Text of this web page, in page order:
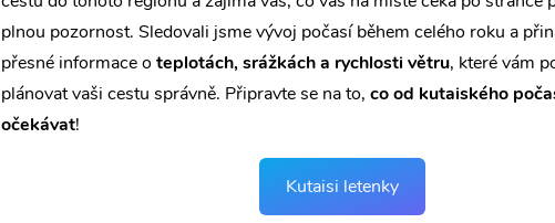
plnou pozornost. Sledovali jsme vývoj počasí během celého roku a
přesné informace o teplotách, srážkách a rychlosti větru, které vám
plánovat vaši cestu správně. Připravte se na to, co od kutaiského
očekávat!
Kutaisi letenky